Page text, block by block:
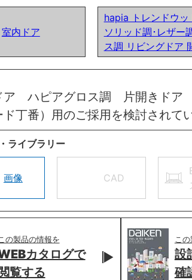
室内ドア
hapia トレンドウッ
ソリッド調･レザー
ス調 リビングドア
ア ハピアグロス調 片開き
ド丁番）用のご採用を検討されて
ライブラリー
画像 CAD
この製品の情報を
カタログで
閲覧する
こ
設
確